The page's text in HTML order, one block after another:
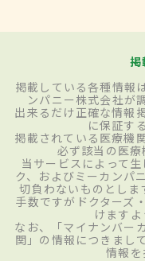
掲
掲載している各種情報
ンパニー株式会社が
出来るだけ正確な情報
に保証す
掲載されている医療機
必ず該当の医療
当サービスによって
ク、およびミーカンパ
切負わないものとし
手数ですがドクターズ
けますよ
なお、「マイナンバー
関」の情報につきまし
情報を